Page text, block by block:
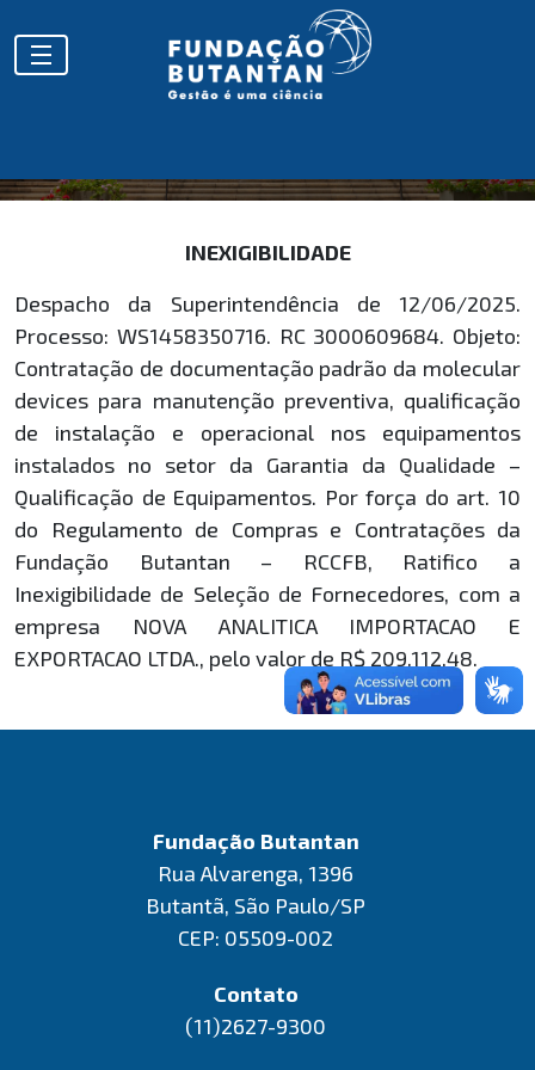
HOMOLOGAÇÕES
INEXIGIBILIDADE
Despacho da Superintendência de 12/06/2025.
Processo: WS1458350716. RC 3000609684. Objeto:
Contratação de documentação padrão da molecular
devices para manutenção preventiva, qualificação
de instalação e operacional nos equipamentos
instalados no setor da Garantia da Qualidade –
Qualificação de Equipamentos. Por força do art. 10
do Regulamento de Compras e Contratações da
Fundação Butantan – RCCFB, Ratifico a
Inexigibilidade de Seleção de Fornecedores, com a
empresa NOVA ANALITICA IMPORTACAO E
EXPORTACAO LTDA., pelo valor de R$ 209.112,48.
Fundação Butantan
Rua Alvarenga, 1396
Butantã, São Paulo/SP
CEP: 05509-002
Contato
(11)2627-9300